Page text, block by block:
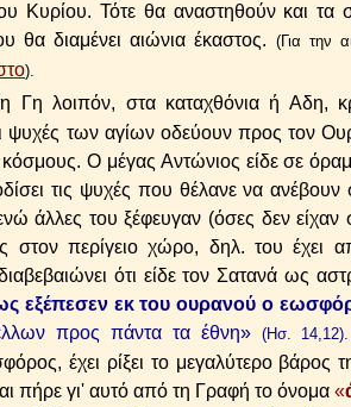
Κυρίου. Τότε θα αναστηθούν και τα
θα διαμένει αιώνια έκαστος. (Για την
).
λοιπόν, στα καταχθόνια ή Αδη,
των αγίων οδεύουν προς τον
Ο μέγας Αντώνιος είδε σε
τις ψυχές που θέλανε να
άλλες του ξέφευγαν (όσες δεν
στον περίγειο χώρο, δηλ. του έχει
ότι είδε τον Σατανά ως
εξέπεσεν εκ του ουρανού ο
προς πάντα τα έθνη» (Ησ. 14,12).
έχει ρίξει το μεγαλύτερο
πήρε γι' αυτό από τη Γραφή το όνομα «